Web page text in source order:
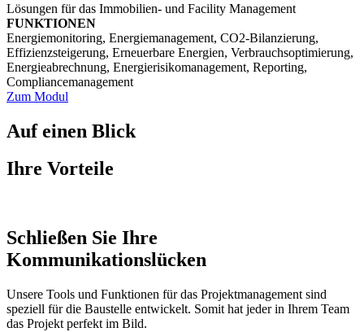
Lösungen für das Immobilien- und Facility Management
FUNKTIONEN
Energie­­monitoring, Energie­­management, CO2-­Bilanzierung,
Effizienz­­steigerung, Erneuerbare Energien, Verbrauchs­­optimierung,
Energie­­abrechnung, Energie­­risiko­­management, Reporting,
Compliance­­management
Zum Modul
Auf einen Blick
Ihre Vorteile
Schließen Sie Ihre
Kommunikationslücken
Unsere Tools und Funktionen für das Projektmanagement sind
speziell für die Baustelle entwickelt. Somit hat jeder in Ihrem Team
das Projekt perfekt im Bild.